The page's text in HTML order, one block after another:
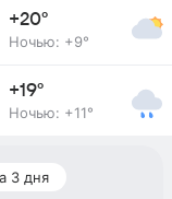
+20°
Ночью: +9°
+19°
Ночью: +11°
3 дня